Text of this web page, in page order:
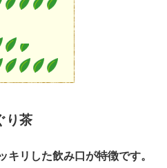
り茶
キリした飲み口が特徴です。